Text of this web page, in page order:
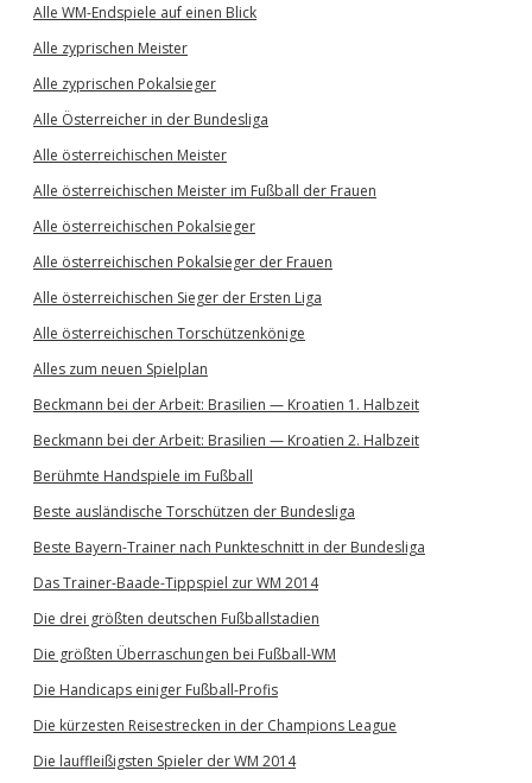
Alle WM-Endspiele auf einen Blick
Alle zyprischen Meister
Alle zyprischen Pokalsieger
Alle Österreicher in der Bundesliga
Alle österreichischen Meister
Alle österreichischen Meister im Fußball der Frauen
Alle österreichischen Pokalsieger
Alle österreichischen Pokalsieger der Frauen
Alle österreichischen Sieger der Ersten Liga
Alle österreichischen Torschützenkönige
Alles zum neuen Spielplan
Beckmann bei der Arbeit: Brasilien — Kroatien 1. Halbzeit
Beckmann bei der Arbeit: Brasilien — Kroatien 2. Halbzeit
Berühmte Handspiele im Fußball
Beste ausländische Torschützen der Bundesliga
Beste Bayern-Trainer nach Punkteschnitt in der Bundesliga
Das Trainer-Baade-Tippspiel zur WM 2014
Die drei größten deutschen Fußballstadien
Die größten Überraschungen bei Fußball-WM
Die Handicaps einiger Fußball-Profis
Die kürzesten Reisestrecken in der Champions League
Die lauffleißigsten Spieler der WM 2014